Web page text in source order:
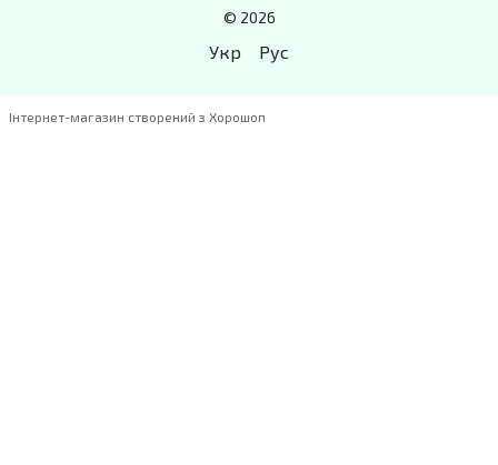
© 2026
Укр Рус
Інтернет-магазин створений з Хорошоп